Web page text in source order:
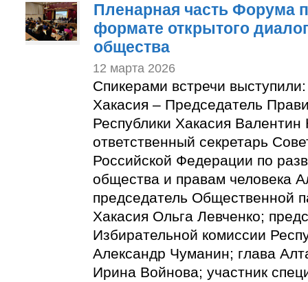
Пленарная часть Форума
формате открытого
общества
12 марта 2026
Спикерами встречи
Хакасия – Председатель
Республики Хакасия Валентин
ответственный секретарь
Российской Федерации по
общества и правам человека
председатель Общественной
Хакасия Ольга Левченко;
Избирательной комиссии
Александр Чуманин; глава
Ирина Войнова; участник